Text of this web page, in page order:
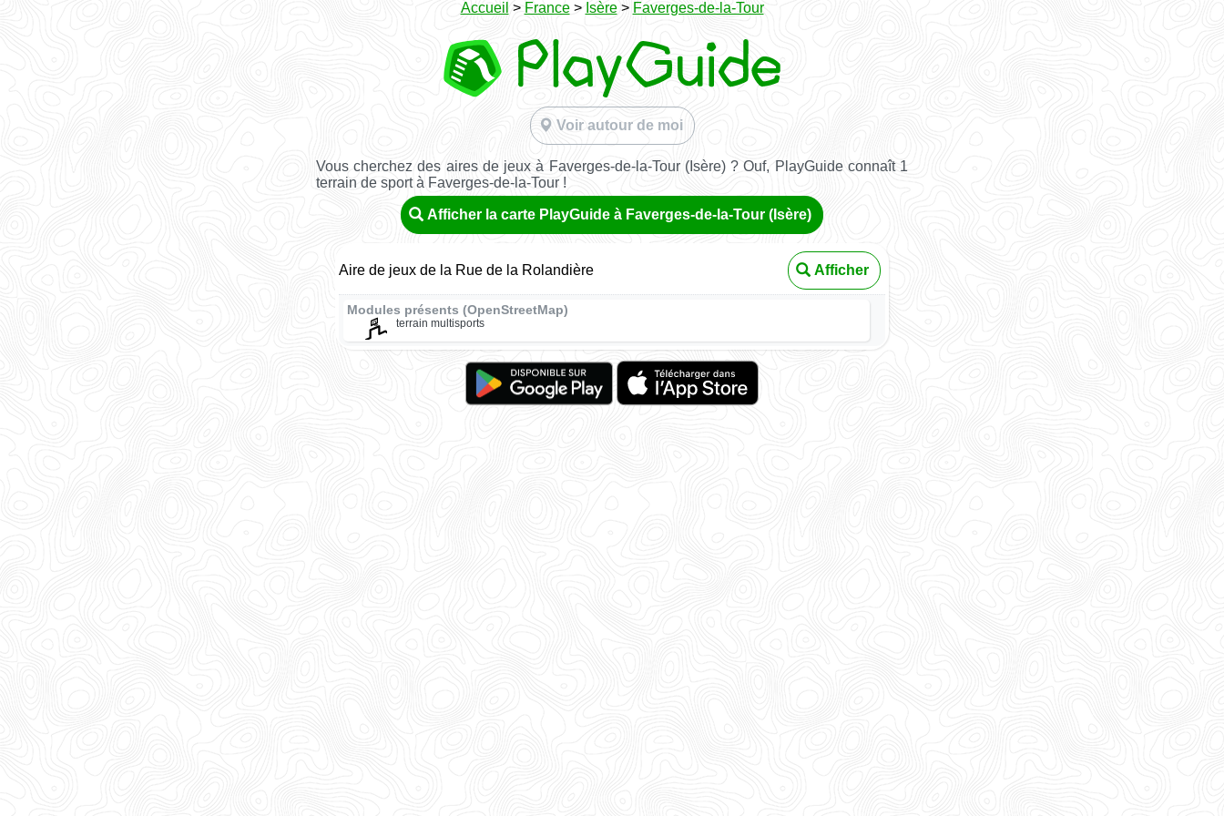
Accueil > France> Isère> Faverges-de-la-Tour
Voir autour de moi
Vous cherchez des aires de jeux à Faverges-de-la-Tour (Isère) ? Ouf, PlayGuide connaît 1
terrain de sport à Faverges-de-la-Tour !
Afficher la carte PlayGuide à Faverges-de-la-Tour (Isère)
Aire de jeux de la Rue de la Rolandière Afficher
Modules présents (OpenStreetMap)
terrain multisports